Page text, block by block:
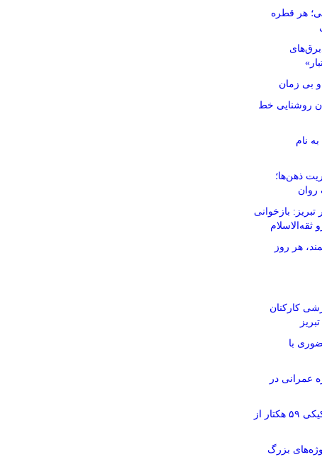
هر قطره
بی زمان
روشنایی خط
نام
ذهن‌ها؛
روان
بازخوانی
ثقه‌الاسلام
هر روز
کارکنان
با
۱۱۶ پروژه عمرانی در
آماده‌سازی نقشه‌های تفکیکی ۵۹ هکتار از
بزرگ